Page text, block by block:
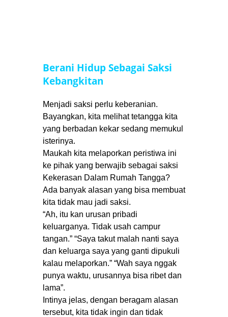
Berani Hidup Sebagai Saksi
Kebangkitan
Menjadi saksi perlu keberanian.
Bayangkan, kita melihat tetangga kita
yang berbadan kekar sedang memukul
isterinya.
Maukah kita melaporkan peristiwa ini
ke pihak yang berwajib sebagai saksi
Kekerasan Dalam Rumah Tangga?
Ada banyak alasan yang bisa membuat
kita tidak mau jadi saksi.
“Ah, itu kan urusan pribadi
keluarganya. Tidak usah campur
tangan.” “Saya takut malah nanti saya
dan keluarga saya yang ganti dipukuli
kalau melaporkan.” “Wah saya nggak
punya waktu, urusannya bisa ribet dan
lama”.
Intinya jelas, dengan beragam alasan
tersebut, kita tidak ingin dan tidak